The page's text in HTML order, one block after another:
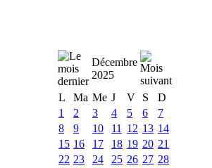
Décembre
2025
L
Ma Me J V S
D
1
2 3 4 5 6
7
8
9 10 11 12 13 14
15 16 17 18 19 20 21
22 23 24 25 26 27 28